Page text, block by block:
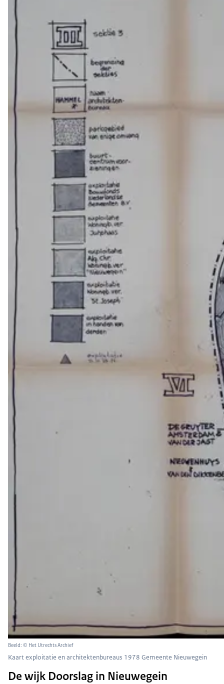
Beeld: © Het Utrechts Archief
Kaart exploitatie en architektenbureaus 1978 Gemeente Nieuwegein
De wijk Doorslag in Nieuwegein